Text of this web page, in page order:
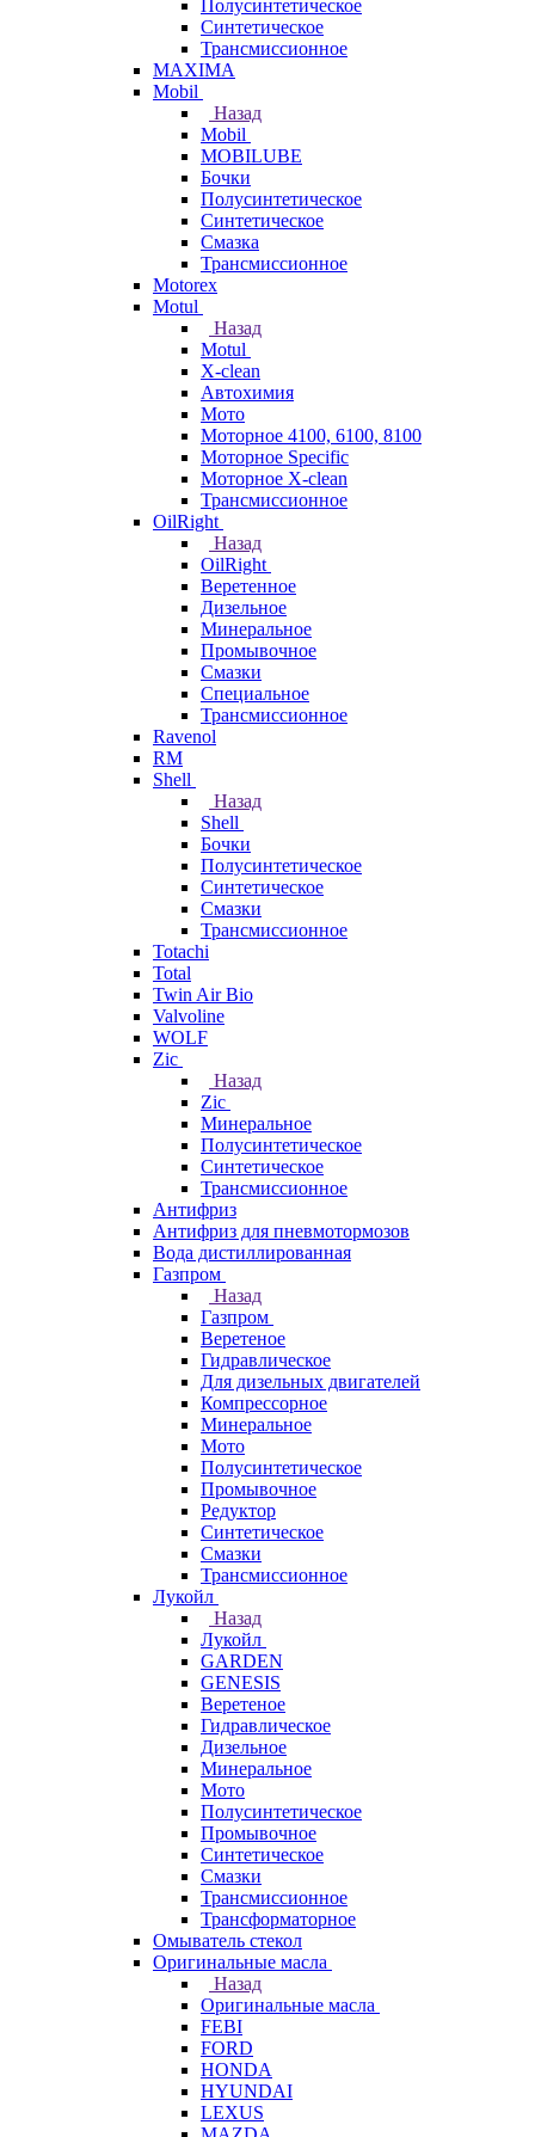
Полусинтетическое
Синтетическое
Трансмиссионное
MAXIMA
Mobil
Назад
Mobil
MOBILUBE
Бочки
Полусинтетическое
Синтетическое
Смазка
Трансмиссионное
Motorex
Motul
Назад
Motul
X-clean
Автохимия
Мото
Моторное 4100, 6100, 8100
Моторное Specific
Моторное X-clean
Трансмиссионное
OilRight
Назад
OilRight
Веретенное
Дизельное
Минеральное
Промывочное
Смазки
Специальное
Трансмиссионное
Ravenol
RM
Shell
Назад
Shell
Бочки
Полусинтетическое
Синтетическое
Смазки
Трансмиссионное
Totachi
Total
Twin Air Bio
Valvoline
WOLF
Zic
Назад
Zic
Минеральное
Полусинтетическое
Синтетическое
Трансмиссионное
Антифриз
Антифриз для пневмотормозов
Вода дистиллированная
Газпром
Назад
Газпром
Веретеное
Гидравлическое
Для дизельных двигателей
Компрессорное
Минеральное
Мото
Полусинтетическое
Промывочное
Редуктор
Синтетическое
Смазки
Трансмиссионное
Лукойл
Назад
Лукойл
GARDEN
GENESIS
Веретеное
Гидравлическое
Дизельное
Минеральное
Мото
Полусинтетическое
Промывочное
Синтетическое
Смазки
Трансмиссионное
Трансформаторное
Омыватель стекол
Оригинальные масла
Назад
Оригинальные масла
FEBI
FORD
HONDA
HYUNDAI
LEXUS